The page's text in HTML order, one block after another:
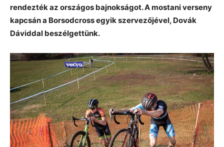
rendezték az országos bajnokságot. A mostani verseny
kapcsán a Borsodcross egyik szervezőjével, Dovák
Dáviddal beszélgettünk.